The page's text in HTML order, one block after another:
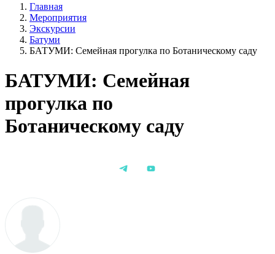
Главная
Мероприятия
Экскурсии
Батуми
БАТУМИ: Семейная прогулка по Ботаническому саду
БАТУМИ: Семейная
прогулка по
Ботаническому саду